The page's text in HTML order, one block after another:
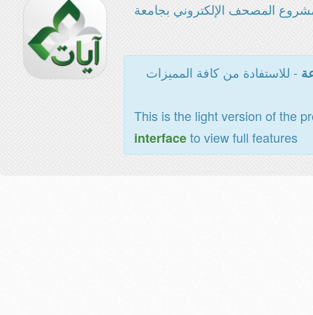
المصحف الإلكتروني بجامعة
- للاستفادة من كافة المميزات
This is the light version of the
interfaceto view full features